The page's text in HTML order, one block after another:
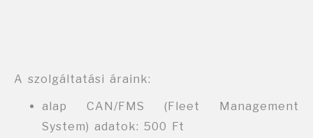
A szolgáltatási áraink:
alap CAN/FMS (Fleet Management
System) adatok: 500 Ft